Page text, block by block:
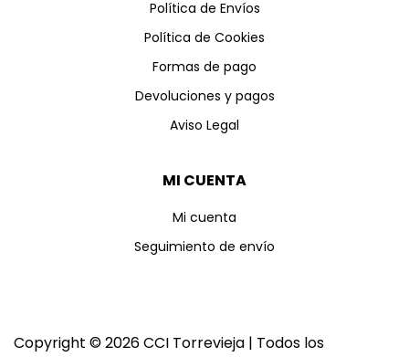
Política de Envíos
Política de Cookies
Formas de pago
Devoluciones y pagos
Aviso Legal
MI CUENTA
Mi cuenta
Seguimiento de envío
Copyright © 2026 CCI Torrevieja | Todos los